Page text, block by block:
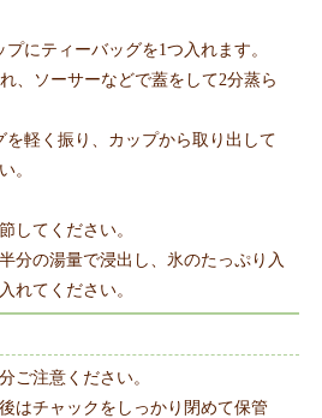
にティーバッグを1つ入れます。
、ソーサーなどで蓋をして2分蒸ら
を軽く振り、カップから取り出して
。
してください。
分の湯量で浸出し、氷のたっぷり入
れてください。
ご注意ください。
はチャックをしっかり閉めて保管